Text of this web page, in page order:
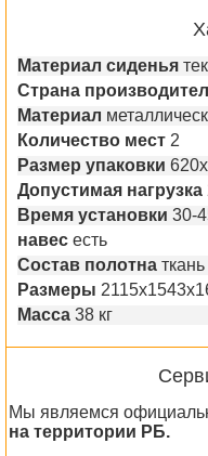
Материал сиденья
Страна
Материал
Количество мест 2
Размер упаковки
Допустимая нагрузка
Время установки 30-
навес есть
Состав полотна
Размеры
Масса 38 кг
Мы являемся
на территории РБ.